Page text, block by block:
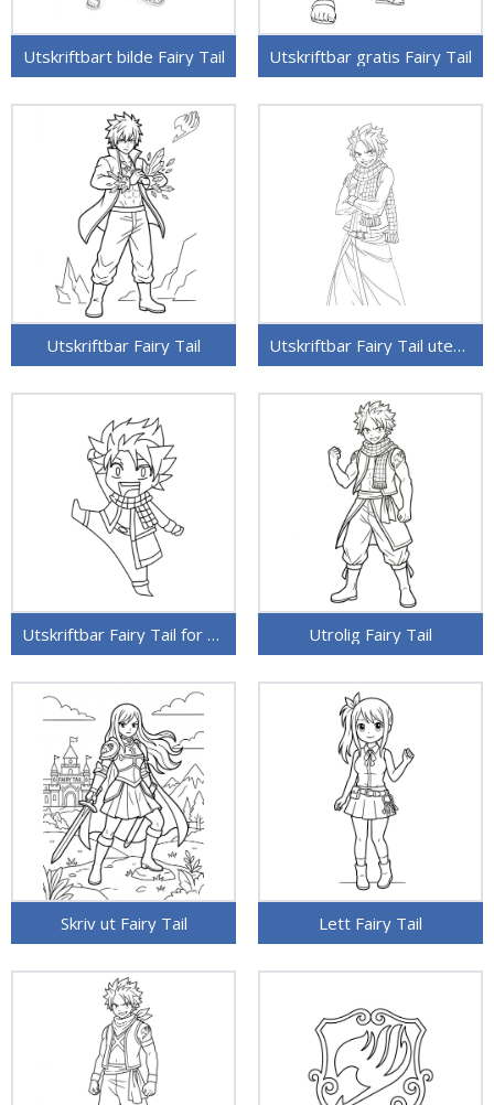
Utskriftbart bilde Fairy Tail Utskriftbar gratis Fairy Tail
Utskriftbar Fairy Tail Utskriftbar Fairy Tail uten kostnad
Utskriftbar Fairy Tail for barn Utrolig Fairy Tail
Skriv ut Fairy Tail Lett Fairy Tail